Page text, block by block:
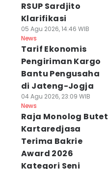
RSUP Sardjito
Klarifikasi
05 Agu 2026, 14:46 WIB
News
Tarif Ekonomis
Pengiriman Kargo
Bantu Pengusaha
di Jateng-Jogja
04 Agu 2026, 23:09 WIB
News
Raja Monolog Butet
Kartaredjasa
Terima Bakrie
Award 2026
Kategori Seni